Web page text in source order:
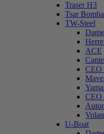
Traser H3
Tsar Bomba
TW-Steel
ACE
CEO
CEO
U-Boat